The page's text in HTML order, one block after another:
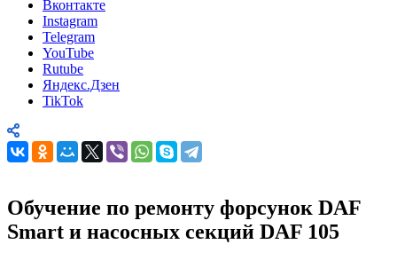
Вконтакте
Instagram
Telegram
YouTube
Rutube
Яндекс.Дзен
TikTok
Обучение по ремонту форсунок DAF
Smart и насосных секций DAF 105